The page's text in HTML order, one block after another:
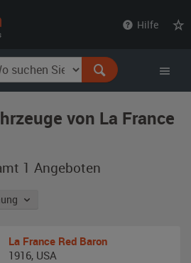
Hilfe
von La France
1 Angeboten
La France Red Baron
1916, USA